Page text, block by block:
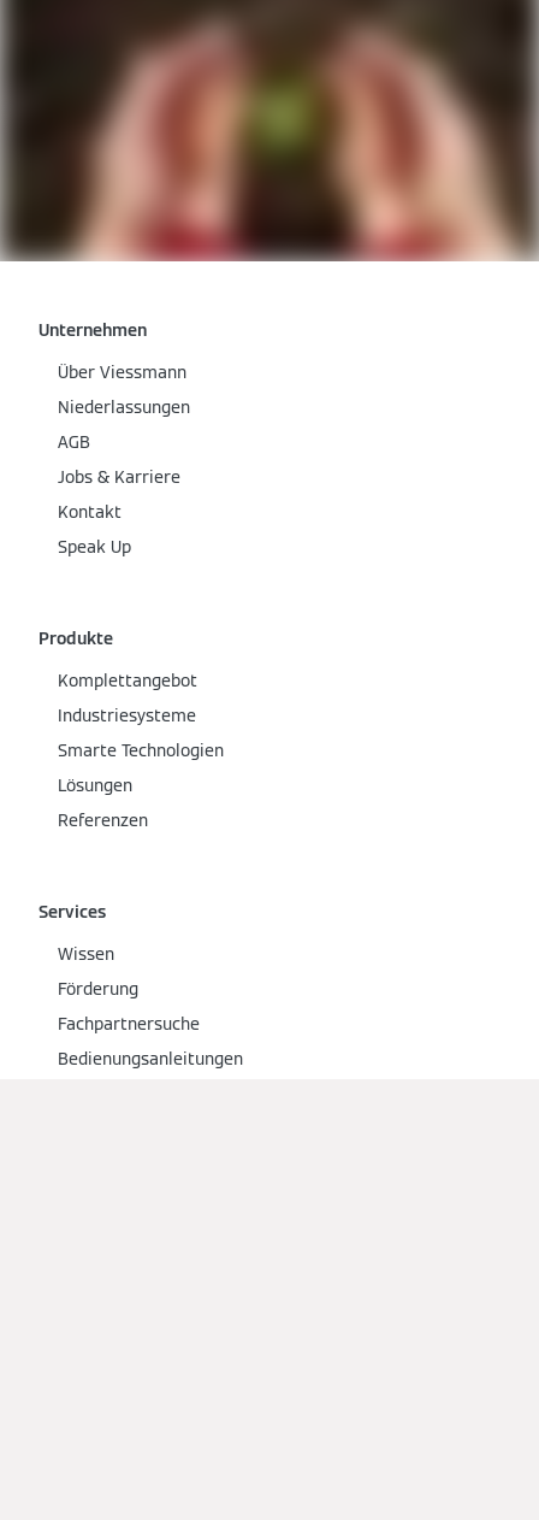
Unternehmen
Über Viessmann
Niederlassungen
AGB
Jobs & Karriere
Kontakt
Speak Up
Produkte
Komplettangebot
Industriesysteme
Smarte Technologien
Lösungen
Referenzen
Services
Wissen
Förderung
Fachpartnersuche
Bedienungsanleitungen